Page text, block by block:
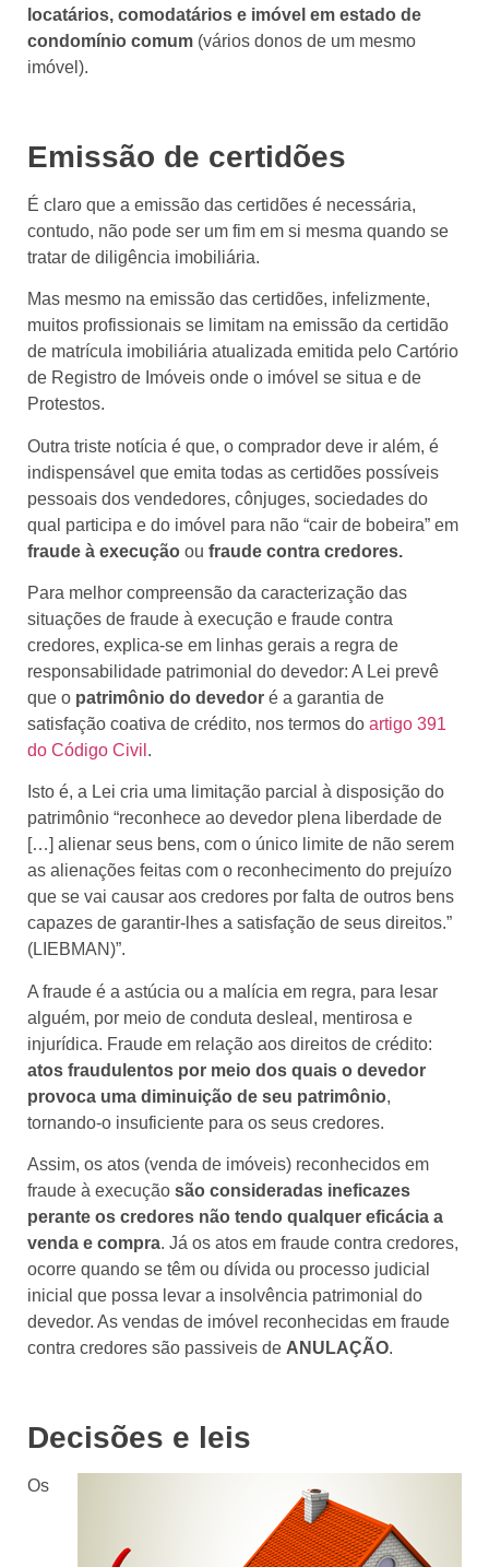
locatários, comodatários e imóvel em estado de
condomínio comum (vários donos de um mesmo
imóvel).
Emissão de certidões
É claro que a emissão das certidões é necessária,
contudo, não pode ser um fim em si mesma quando se
tratar de diligência imobiliária.
Mas mesmo na emissão das certidões, infelizmente,
muitos profissionais se limitam na emissão da certidão
de matrícula imobiliária atualizada emitida pelo Cartório
de Registro de Imóveis onde o imóvel se situa e de
Protestos.
Outra triste notícia é que, o comprador deve ir além, é
indispensável que emita todas as certidões possíveis
pessoais dos vendedores, cônjuges, sociedades do
qual participa e do imóvel para não “cair de bobeira” em
fraude à execução ou fraude contra credores.
Para melhor compreensão da caracterização das
situações de fraude à execução e fraude contra
credores, explica-se em linhas gerais a regra de
responsabilidade patrimonial do devedor: A Lei prevê
que o patrimônio do devedor é a garantia de
satisfação coativa de crédito, nos termos do artigo 391
do Código Civil .
Isto é, a Lei cria uma limitação parcial à disposição do
patrimônio “reconhece ao devedor plena liberdade de
[…] alienar seus bens, com o único limite de não serem
as alienações feitas com o reconhecimento do prejuízo
que se vai causar aos credores por falta de outros bens
capazes de garantir-lhes a satisfação de seus direitos.”
(LIEBMAN)”.
A fraude é a astúcia ou a malícia em regra, para lesar
alguém, por meio de conduta desleal, mentirosa e
injurídica. Fraude em relação aos direitos de crédito:
atos fraudulentos por meio dos quais o devedor
provoca uma diminuição de seu patrimônio,
tornando-o insuficiente para os seus credores.
Assim, os atos (venda de imóveis) reconhecidos em
fraude à execução são consideradas ineficazes
perante os credores não tendo qualquer eficácia a
venda e compra. Já os atos em fraude contra credores,
ocorre quando se têm ou dívida ou processo judicial
inicial que possa levar a insolvência patrimonial do
devedor. As vendas de imóvel reconhecidas em fraude
contra credores são passiveis de ANULAÇÃO.
Decisões e leis
Os